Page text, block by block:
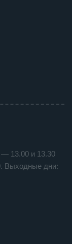
— 13.00 и 13.30
Выходные дни: